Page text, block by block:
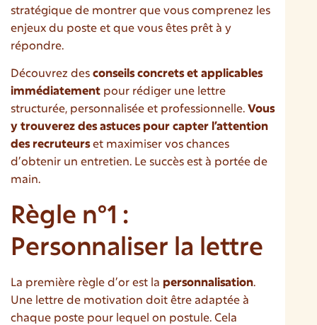
stratégique de montrer que vous comprenez les
enjeux du poste et que vous êtes prêt à y
répondre.
Découvrez desconseils concrets et applicables
immédiatement pour rédiger une lettre
structurée, personnalisée et professionnelle.Vous
y trouverez des astuces pour capter l’attention
des recruteurset maximiser vos chances
d’obtenir un entretien. Le succès est à portée de
main.
Règle n°1 :
Personnaliser la lettre
La première règle d’or est la personnalisation.
Une lettre de motivation doit être adaptée à
chaque poste pour lequel on postule. Cela